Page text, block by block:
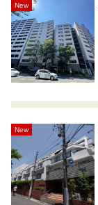
New
New